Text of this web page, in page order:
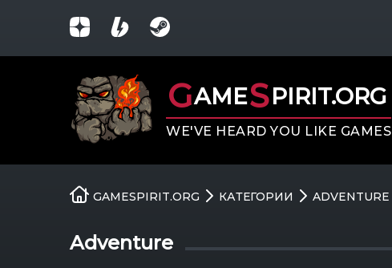
GAMESPIRIT.ORG
WE'VE HEARD YOU LIKE GAMES
GAMESPIRIT.ORG КАТЕГОРИИ ADVENTURE
Adventure